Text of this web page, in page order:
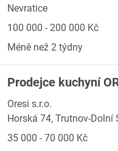
Nevratice
100 000 - 200 000 Kč
Méně než 2 týdny
Prodejce kuchyní
Oresi s.r.o.
Horská 74, Trutnov-Dolní
35 000 - 70 000 Kč